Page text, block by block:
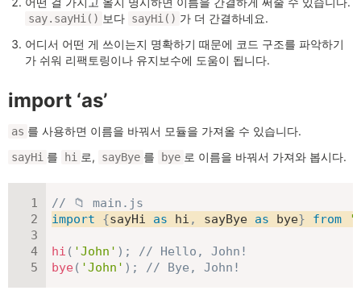
say.sayHi() 보다 sayHi() 가 더 간결하네요.
어디서 어떤 게 쓰이는지 명확하기 때문에 코드 구조를 파악하기
가 쉬워 리팩토링이나 유지보수에 도움이 됩니다.
import ‘as’
as 를 사용하면 이름을 바꿔서 모듈을 가져올 수 있습니다.
sayHi 를 hi 로, sayBye 를 bye 로 이름을 바꿔서 가져와 봅시다.
// 📁 main.js
import
{sayHi as hi , sayBye as bye} from
hi ( 'John' ) ;
// Hello, John!
bye ( 'John' ) ; // Bye, John!